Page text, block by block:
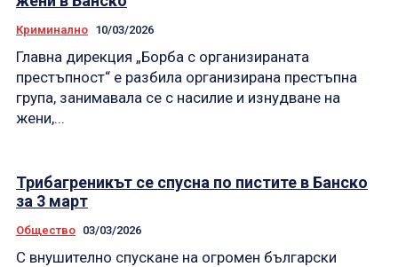
Криминално 10/03/2026
Главна дирекция „Борба с организираната
престъпност“ е разбила организирана престъпна
група, занимавала се с насилие и изнудване на
жени,...
Трибагреникът се спусна по пистите в Банско
за 3 март
Общество 03/03/2026
С внушително спускане на огромен български